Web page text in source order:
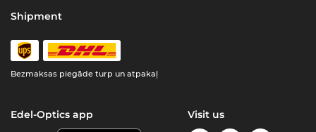
Shipment
Bezmaksas piegāde turp un atpakaļ
Edel-Optics app Visit us